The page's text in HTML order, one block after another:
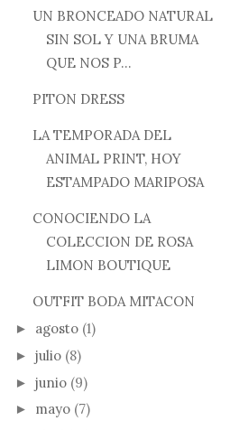
UN BRONCEADO NATURAL
SIN SOL Y UNA BRUMA
QUE NOS P...
PITON DRESS
LA TEMPORADA DEL
ANIMAL PRINT, HOY
ESTAMPADO MARIPOSA
CONOCIENDO LA
COLECCION DE ROSA
LIMON BOUTIQUE
OUTFIT BODA MITACON
► agosto (1)
► julio (8)
► junio (9)
► mayo (7)